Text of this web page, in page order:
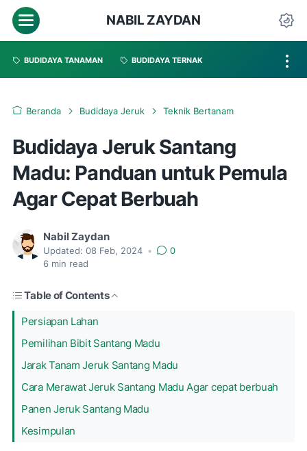
NABIL ZAYDAN
BUDIDAYA TANAMAN BUDIDAYA TERNAK
Beranda Budidaya Jeruk Teknik Bertanam
Budidaya Jeruk Santang
Madu: Panduan untuk Pemula
Agar Cepat Berbuah
Nabil Zaydan
Updated: 08 Feb, 2024 •
0
6 min read
Table of Contents
Persiapan Lahan
Pemilihan Bibit Santang Madu
Jarak Tanam Jeruk Santang Madu
Cara Merawat Jeruk Santang Madu Agar cepat berbuah
Panen Jeruk Santang Madu
Kesimpulan